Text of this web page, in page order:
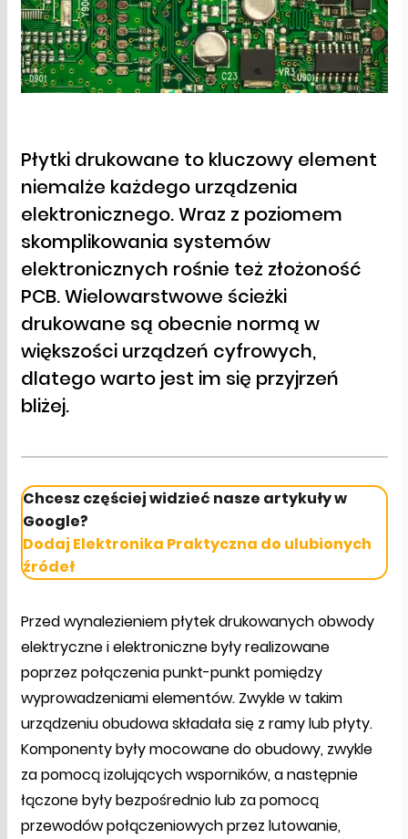
Płytki drukowane to kluczowy element
niemalże każdego urządzenia
elektronicznego. Wraz z poziomem
skomplikowania systemów
elektronicznych rośnie też złożoność
PCB. Wielowarstwowe ścieżki
drukowane są obecnie normą w
większości urządzeń cyfrowych,
dlatego warto jest im się przyjrzeń
bliżej.
Chcesz częściej widzieć nasze artykuły w
Google?
Dodaj Elektronika Praktyczna do ulubionych
źródeł
Przed wynalezieniem płytek drukowanych obwody
elektryczne i elektroniczne były realizowane
poprzez połączenia punkt-punkt pomiędzy
wyprowadzeniami elementów. Zwykle w takim
urządzeniu obudowa składała się z ramy lub płyty.
Komponenty były mocowane do obudowy, zwykle
za pomocą izolujących wsporników, a następnie
łączone były bezpośrednio lub za pomocą
przewodów połączeniowych przez lutowanie,